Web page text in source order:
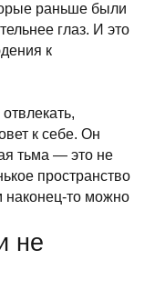
раньше были
глаз. И это
к
к себе. Он
тьма — это не
пространство
то можно
не